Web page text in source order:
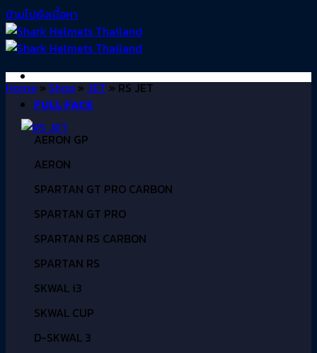
ข้ามไปยังเนื้อหา
FULL FACE
AERON GP
AERON
SPARTAN GT PRO CARBON
SPARTAN GT PRO
SPARTAN RS CARBON
SPARTAN RS
SKWAL i3
SKWAL CUP
D-SKWAL 3
Home»Shop»JET»RS JET